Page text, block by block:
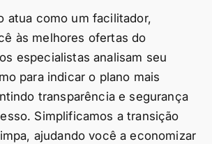
atua como um facilitador,
às melhores ofertas do
especialistas analisam seu
para indicar o plano mais
transparência e segurança
Simplificamos a transição
ajudando você a economizar